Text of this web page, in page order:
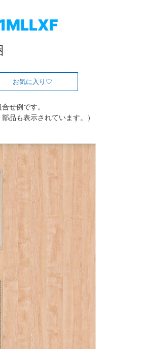
お気に入り
せ例です。
品も表示されています。）